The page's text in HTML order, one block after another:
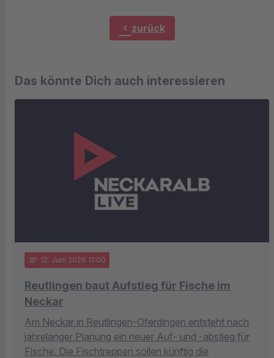
chevron_left zurück
Das könnte Dich auch interessieren
notes 12. Juni 2026 11:00
Reutlingen baut Aufstieg für Fische im
Neckar
Am Neckar in Reutlingen-Oferdingen entsteht nach
jahrelanger Planung ein neuer Auf- und -abstieg für
Fische. Die Fischtreppen sollen künftig die